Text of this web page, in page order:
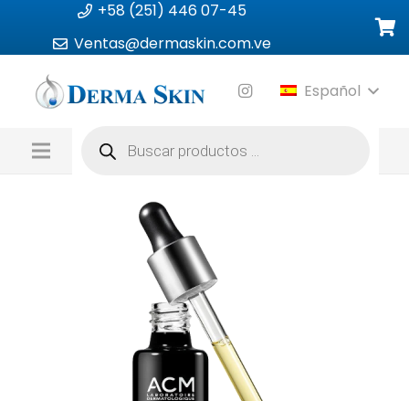
+58 (251) 446 07-45
Ventas@dermaskin.com.ve
Español
productos